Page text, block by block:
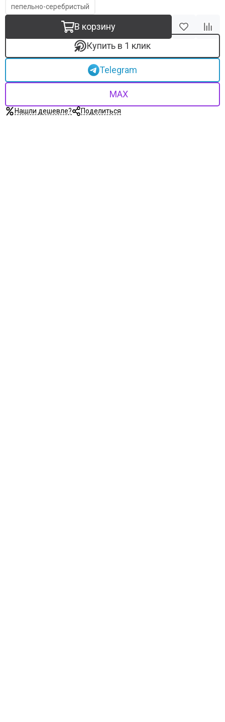
пепельно-серебристый
В корзину
Купить в 1 клик
Telegram
MAX
Нашли дешевле? Поделиться